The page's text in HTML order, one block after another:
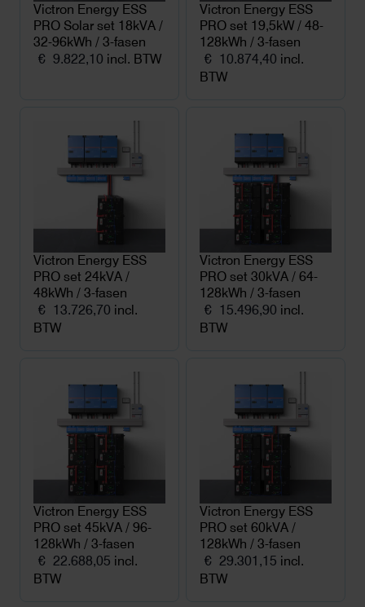
Victron Energy ESS
PRO Solar set 18kVA /
32-96kWh / 3-fasen
€ 9.822,10 incl. BTW
Victron Energy ESS
PRO set 19,5kW / 48-
128kWh / 3-fasen
€ 10.874,40 incl.
BTW
Victron Energy ESS
PRO set 24kVA /
48kWh / 3-fasen
€ 13.726,70 incl.
BTW
Victron Energy ESS
PRO set 30kVA / 64-
128kWh / 3-fasen
€ 15.496,90 incl.
BTW
Victron Energy ESS
PRO set 45kVA / 96-
128kWh / 3-fasen
€ 22.688,05 incl.
BTW
Victron Energy ESS
PRO set 60kVA /
128kWh / 3-fasen
€ 29.301,15 incl.
BTW